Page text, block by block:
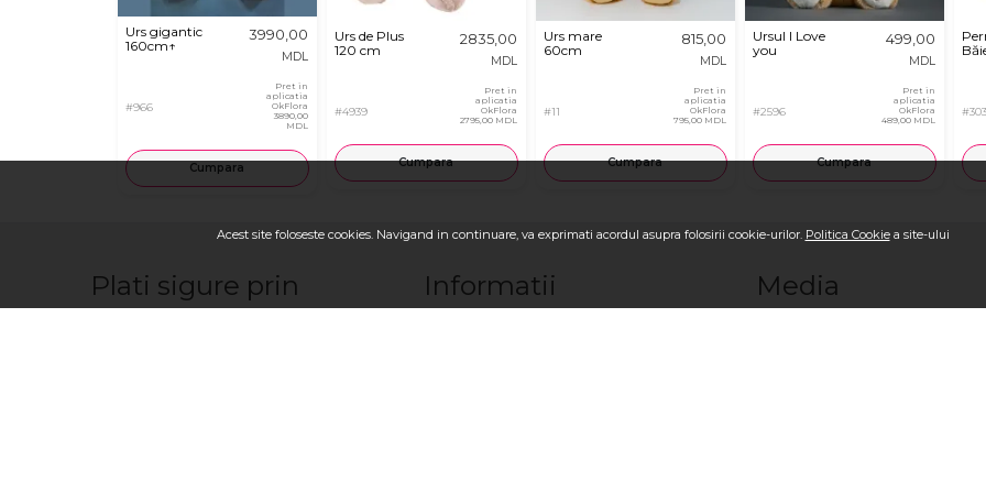
Acest site foloseste cookies. Navigand in continuare, va exprimati acordul asupra folosirii cookie-urilor. Politica Cookiea site-ului
Urs gigantic
160cm↑
#966
3990,00
MDL
Pret in
aplicatia
OkFlora
3890,00
MDL
Cumpara
Urs de Plus
120 cm
#4939
2835,00
MDL
Pret in
aplicatia
OkFlora
2795,00 MDL
Cumpara
Urs mare
60cm
#11
815,00
MDL
Pret in
aplicatia
OkFlora
795,00 MDL
Cumpara
Ursul I Love
you
#2596
499,00
MDL
Pret in
aplicatia
OkFlora
489,00 MDL
Cumpara
Plati sigure prin Informatii Media